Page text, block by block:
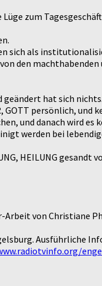
zum
sich als
den
geändert hat sich nichts.
persönlich, und
und danach wird es
werden bei
HEILUNG gesandt
Arbeit von Christiane
Ausführliche